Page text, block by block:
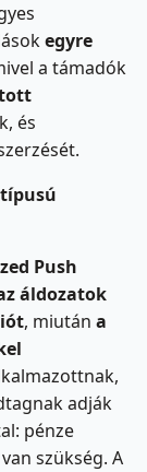
egyre
a támadók
és
Push
áldozatok
, miután a
adják
pénze
szükség. A